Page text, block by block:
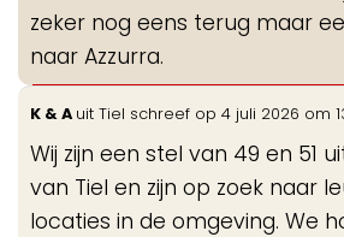
zeker nog eens terug maar
naar Azzurra.
K & A uit Tiel schreef op 4 juli 2026 om
Wij zijn een stel van 49 en 51
van Tiel en zijn op zoek naar
locaties in de omgeving. We